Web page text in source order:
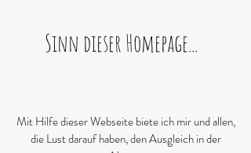
Sinn dieser Homepage...
Mit Hilfe dieser Webseite biete ich mir und allen,
die Lust darauf haben, den Ausgleich in der